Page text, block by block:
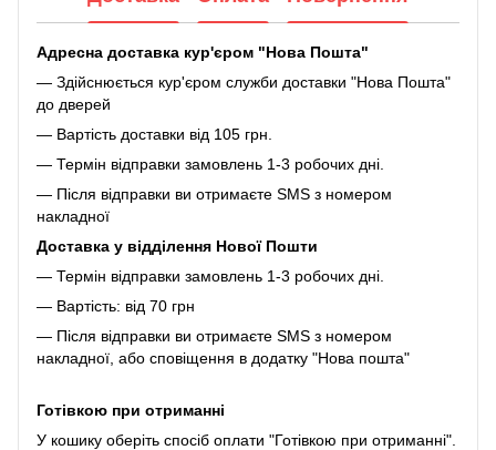
Адресна доставка кур'єром "Нова Пошта"
— Здійснюється кур'єром служби доставки "Нова Пошта"
до дверей
— Вартість доставки від 105 грн.
— Термін відправки замовлень 1-3 робочих дні.
— Після відправки ви отримаєте SMS з номером
накладної
Доставка у відділення Нової Пошти
— Термін відправки замовлень 1-3 робочих дні.
— Вартість: від 70 грн
— Після відправки ви отримаєте SMS з номером
накладної, або сповіщення в додатку "Нова пошта"
Готівкою при отриманні
У кошику оберіть спосіб оплати "Готівкою при отриманні".